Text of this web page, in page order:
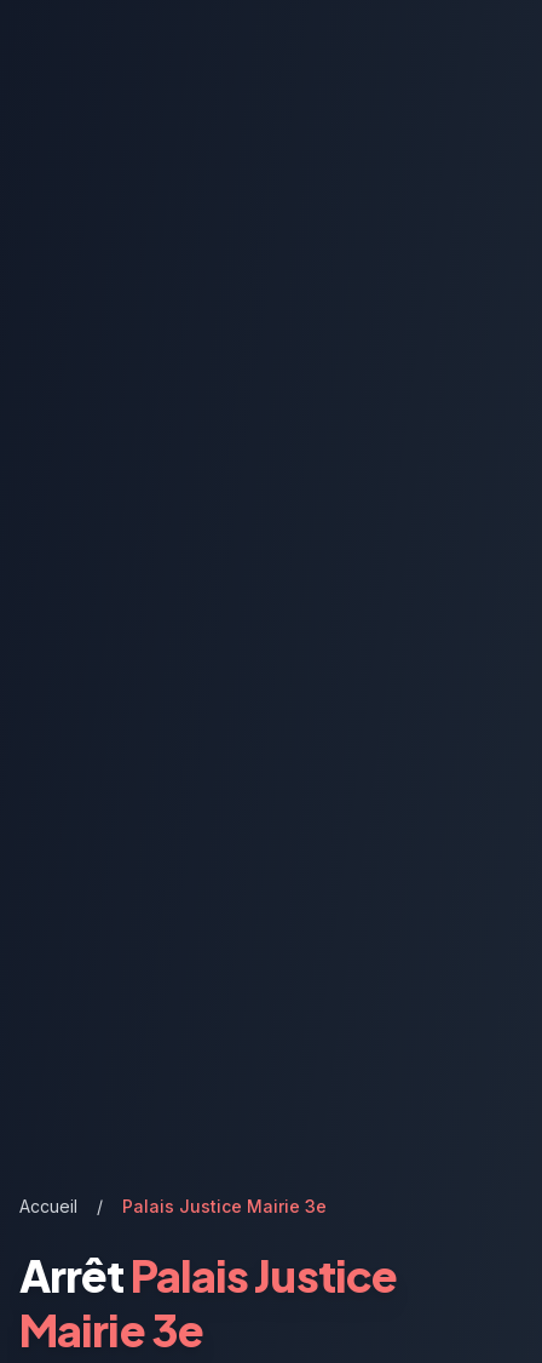
Accueil / Palais Justice Mairie 3e
ArrêtPalais Justice
Mairie 3e